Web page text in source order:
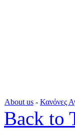
About us - Κανόνες
Back to